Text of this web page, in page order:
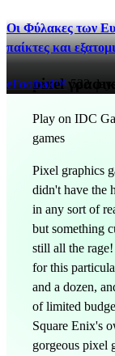
Οι Φύλακες των
παίκτες και
eFootball™ 522
pixel
Play on IDC
games
Pixel graphics
didn't have the
in any sort of
but something
still all the
for this
and a dozen,
of limited
Square Enix's
gorgeous pixel